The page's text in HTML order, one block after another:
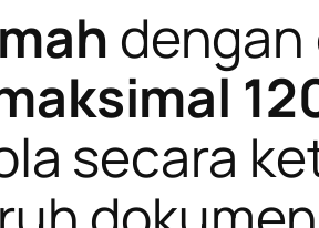
secara